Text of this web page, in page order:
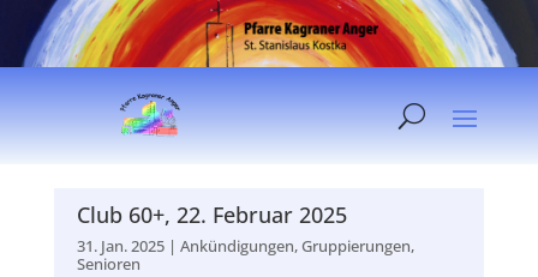
Club 60+, 22. Februar 2025
31. Jan. 2025 |Ankündigungen,Gruppierungen,
Senioren